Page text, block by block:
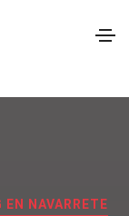
NAVARRETE